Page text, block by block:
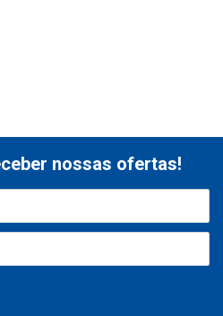
nossas ofertas!